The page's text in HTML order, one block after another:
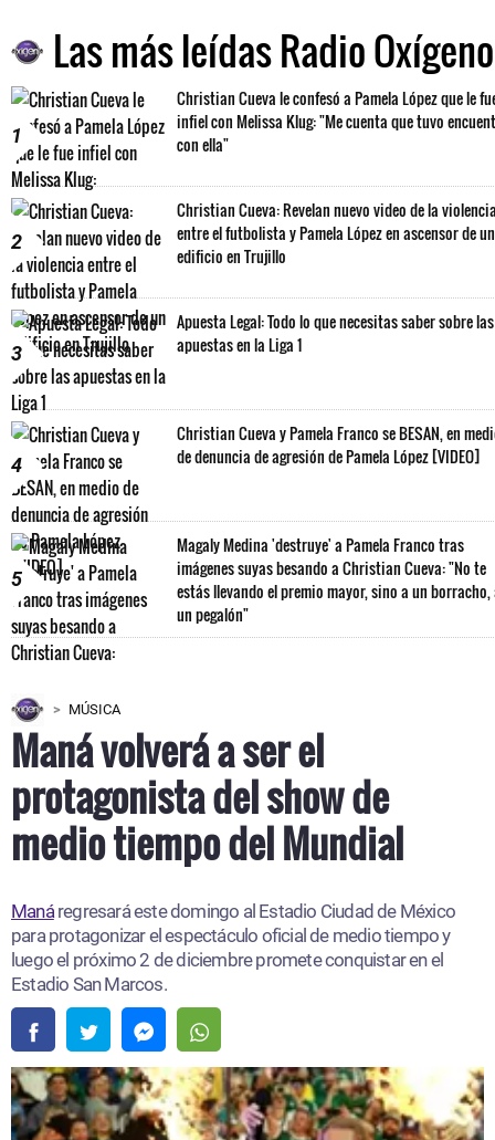
Las más leídas Radio Oxígeno
1
Christian Cueva le confesó a Pamela López que le
infiel con Melissa Klug: "Me cuenta que tuvo
con ella"
2
Christian Cueva: Revelan nuevo video de la
entre el futbolista y Pamela López en ascensor de un
edificio en Trujillo
3
Apuesta Legal: Todo lo que necesitas saber sobre las
apuestas en la Liga 1
4
Christian Cueva y Pamela Franco se BESAN, en
de denuncia de agresión de Pamela López [VIDEO]
5
Magaly Medina 'destruye' a Pamela Franco tras
imágenes suyas besando a Christian Cueva: "No te
estás llevando el premio mayor, sino a un borracho,
un pegalón"
MÚSICA
Maná volverá a ser el
protagonista del show de
medio tiempo del Mundial
Manáregresará este domingo al Estadio Ciudad de México
para protagonizar el espectáculo oficial de medio tiempo y
luego el próximo 2 de diciembre promete conquistar en el
Estadio San Marcos.